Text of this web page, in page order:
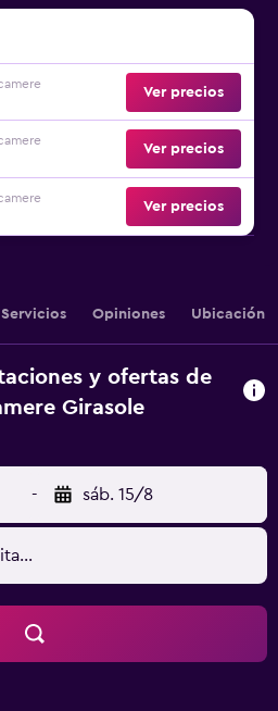
Ver precios
Ver precios
Ver precios
Servicios Opiniones Ubicación
y ofertas de
Girasole
- sáb. 15/8